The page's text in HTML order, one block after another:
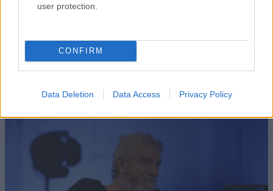
user protection.
CONFIRM
Data Deletion Data Access Privacy Policy